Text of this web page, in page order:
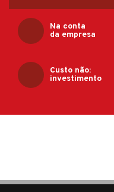
Na conta
da empresa
Custo não:
investimento